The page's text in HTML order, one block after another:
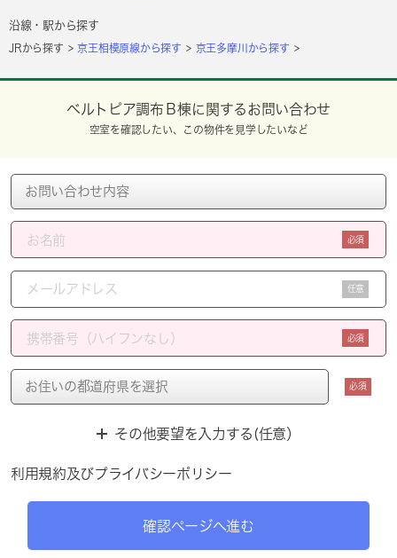
沿線・駅から探す
JRから探す 京王相模原線から探す 京王多摩川から探す
ベルトピア調布Ｂ棟に関するお問い合わせ
空室を確認したい、この物件を見学したいなど
必須
任意
必須
必須
その他要望を入力する(任意）
利用規約及びプライバシーポリシー
確認ページへ進む